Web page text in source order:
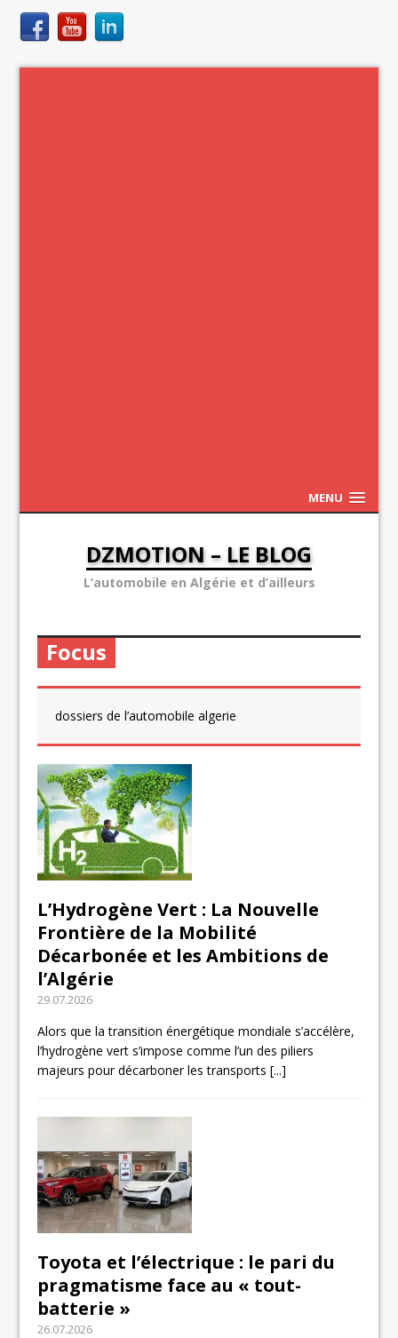
MENU
DZMOTION – LE BLOG
L’automobile en Algérie et d’ailleurs
Focus
dossiers de l’automobile algerie
L’Hydrogène Vert : La Nouvelle
Frontière de la Mobilité
Décarbonée et les Ambitions de
l’Algérie
29.07.2026
Alors que la transition énergétique mondiale s’accélère,
l’hydrogène vert s’impose comme l’un des piliers
majeurs pour décarboner les transports[...]
Toyota et l’électrique : le pari du
pragmatisme face au « tout-
batterie »
26.07.2026